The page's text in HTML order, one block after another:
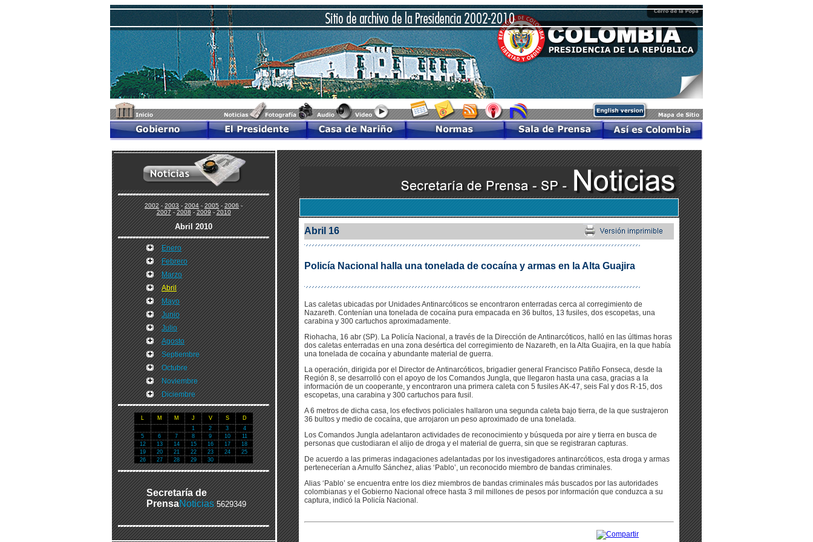
2002-2003-2004-2005-2006-
2007-2008-2009-2010
Abril 2010
Enero
Febrero
Marzo
Abril
Mayo
Junio
Julio
Agosto
Septiembre
Octubre
Noviembre
Diciembre
L M M J V S
D
1
2 3
4
5
6 7 8 9 10
11
12
13 14 15 16 17
18
19
20 21 22 23 24
25
26
27 28 29 30
Secretaría de
PrensaNoticias 5629349
Abril 16
Policía Nacional halla una tonelada de cocaína y armas en la Alta Guajira
Las caletas ubicadas por Unidades Antinarcóticos se encontraron enterradas cerca al corregimiento de
Nazareth. Contenían una tonelada de cocaína pura empacada en 36 bultos, 13 fusiles, dos escopetas, una
carabina y 300 cartuchos aproximadamente.
Riohacha, 16 abr (SP). La Policía Nacional, a través de la Dirección de Antinarcóticos, halló en las últimas horas
dos caletas enterradas en una zona desértica del corregimiento de Nazareth, en la Alta Guajira, en la que había
una tonelada de cocaína y abundante material de guerra.
La operación, dirigida por el Director de Antinarcóticos, brigadier general Francisco Patiño Fonseca, desde la
Región 8, se desarrolló con el apoyo de los Comandos Jungla, que llegaron hasta una casa, gracias a la
información de un cooperante, y encontraron una primera caleta con 5 fusiles AK-47, seis Fal y dos R-15, dos
escopetas, una carabina y 300 cartuchos para fusil.
A 6 metros de dicha casa, los efectivos policiales hallaron una segunda caleta bajo tierra, de la que sustrajeron
36 bultos y medio de cocaína, que arrojaron un peso aproximado de una tonelada.
Los Comandos Jungla adelantaron actividades de reconocimiento y búsqueda por aire y tierra en busca de
personas que custodiaran el alijo de droga y el material de guerra, sin que se registraran capturas.
De acuerdo a las primeras indagaciones adelantadas por los investigadores antinarcóticos, esta droga y armas
pertenecerían a Arnulfo Sánchez, alias ‘Pablo’, un reconocido miembro de bandas criminales.
Alias ‘Pablo’ se encuentra entre los diez miembros de bandas criminales más buscados por las autoridades
colombianas y el Gobierno Nacional ofrece hasta 3 mil millones de pesos por información que conduzca a su
captura, indicó la Policía Nacional.